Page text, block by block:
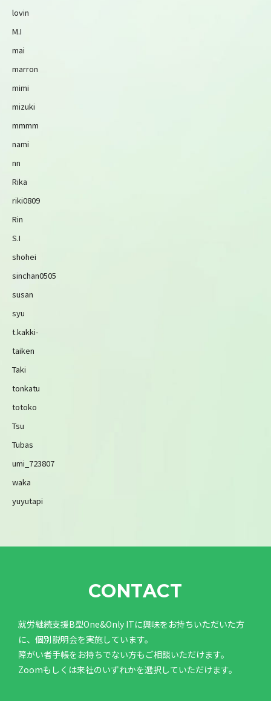
lovin
M.I
mai
marron
mimi
mizuki
mmmm
nami
nn
Rika
riki0809
Rin
S.I
shohei
sinchan0505
susan
syu
t.kakki-
taiken
Taki
tonkatu
totoko
Tsu
Tubas
umi_723807
waka
yuyutapi
CONTACT
就労継続支援B型One&Only ITに興味をお持ちいただいた方
に、個別説明会を実施しています。
障がい者手帳をお持ちでない方もご相談いただけます。
Zoomもしくは来社のいずれかを選択していただけます。